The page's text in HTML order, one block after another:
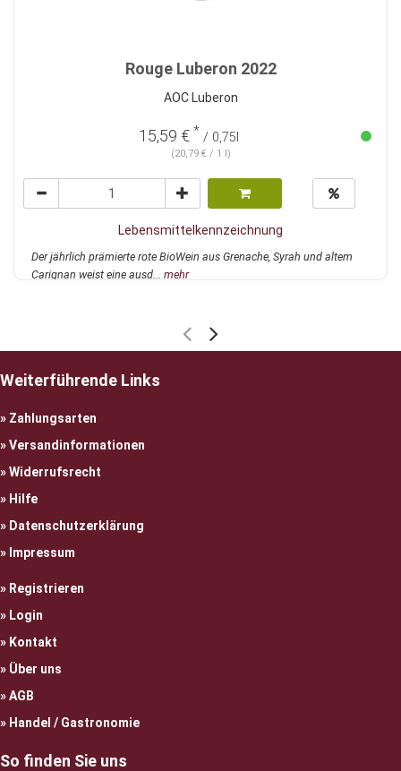
Rouge Luberon 2022
AOC Luberon
15,59 € * / 0,75l
(20,79 € / 1 l)
Lebensmittelkennzeichnung
Der jährlich prämierte rote BioWein aus Grenache, Syrah und altem
Carignan weist eine ausd... mehr
Weiterführende Links
Zahlungsarten
Versandinformationen
Widerrufsrecht
Hilfe
Datenschutzerklärung
Impressum
Registrieren
Login
Kontakt
Über uns
AGB
Handel / Gastronomie
So finden Sie uns